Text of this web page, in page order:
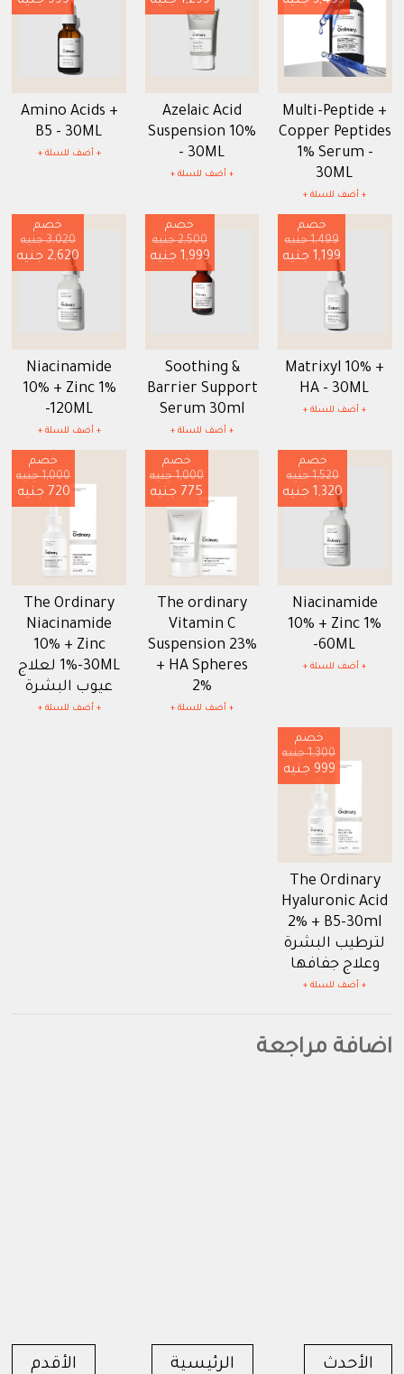
Multi-Peptide +
Copper Peptides
1% Serum -
30ML
+ أضف للسلة +
Azelaic Acid
Suspension 10%
- 30ML
+ أضف للسلة +
Amino Acids +
B5 - 30ML
+ أضف للسلة +
Matrixyl 10% +
HA - 30ML
+ أضف للسلة +
خصم
1,499 جنيه
1,199 جنيه
Soothing &
Barrier Support
Serum 30ml
+ أضف للسلة +
خصم
2,500 جنيه
1,999 جنيه
Niacinamide
10% + Zinc 1%
-120ML
+ أضف للسلة +
خصم
3,020 جنيه
2,620 جنيه
Niacinamide
10% + Zinc 1%
-60ML
+ أضف للسلة +
خصم
1,520 جنيه
1,320 جنيه
The ordinary
Vitamin C
Suspension 23%
+ HA Spheres
2%
+ أضف للسلة +
خصم
1,000 جنيه
775 جنيه
The Ordinary
Niacinamide
10% + Zinc
1%-30ML لعلاج
عيوب البشرة
+ أضف للسلة +
خصم
1,000 جنيه
720 جنيه
The Ordinary
Hyaluronic Acid
2% + B5-30ml
لترطيب البشرة
وعلاج جفافها
+ أضف للسلة +
خصم
1,300 جنيه
999 جنيه
اضافة مراجعة
الأحدث الأقدم الرئيسية